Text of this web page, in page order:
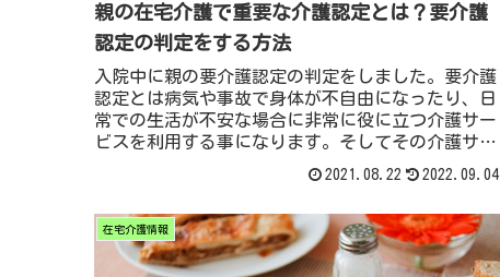
親の在宅介護で重要な介護認定とは？要介護
認定の判定をする方法
入院中に親の要介護認定の判定をしました。要介護
認定とは病気や事故で身体が不自由になったり、日
常での生活が不安な場合に非常に役に立つ介護サー
ビスを利用する事になります。そしてその介護サー
ります。なので今回はこの「介護認定」の仕方など
2021.08.22 2022.09.04
在宅介護情報